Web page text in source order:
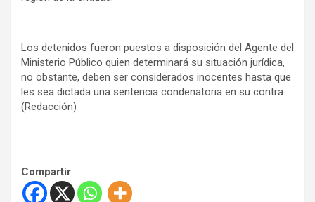
Los detenidos fueron puestos a disposición del Agente del
Ministerio Público quien determinará su situación jurídica,
no obstante, deben ser considerados inocentes hasta que
les sea dictada una sentencia condenatoria en su contra.
(Redacción)
Compartir